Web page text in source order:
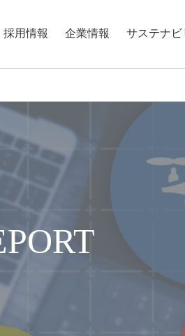
採用情報 企業情報 サステナビ